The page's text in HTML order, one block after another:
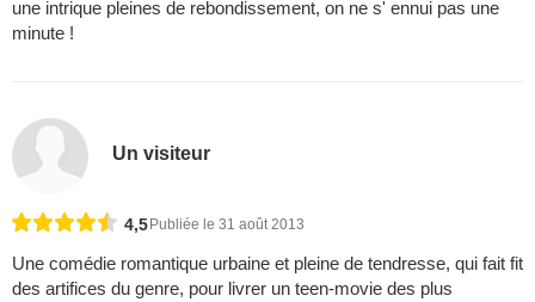
une intrique pleines de rebondissement, on ne s' ennui pas une
minute !
Un visiteur
4,5 Publiée le 31 août 2013
Une comédie romantique urbaine et pleine de tendresse, qui fait fit
des artifices du genre, pour livrer un teen-movie des plus